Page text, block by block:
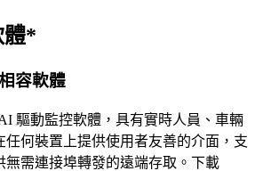
體*
容軟體
驅動監控軟體，具有實時人員、車輛
任何裝置上提供使用者友善的介面，支
無需連接埠轉發的遠端存取。下載